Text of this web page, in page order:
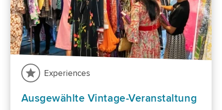
Experiences
Ausgewählte Vintage-Veranstaltung